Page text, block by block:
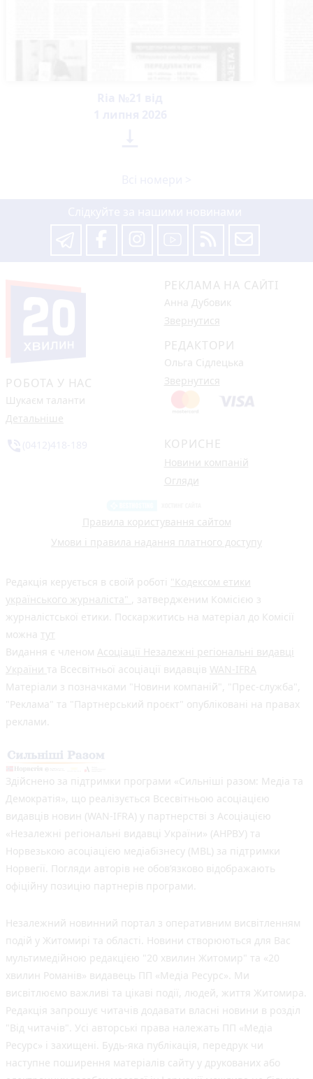
РОБОТА У НАС
Шукаєм таланти
Детальніше
РЕКЛАМА НА САЙТІ
Анна Дубовик
Звернутися
РЕДАКТОРИ
Ольга Сідлецька
Звернутися
КОРИСНЕ
Новини компаній
Огляди
Правила користування сайтом
Умови і правила надання платного доступу
Редакція керується в своїй роботі "Кодексом етики
українського журналіста" , затвердженим Комісією з
журналістської етики. Поскаржитись на матеріал до Комісії
можна тут
Видання є членом Асоціації Незалежні регіональні видавці
України та Всесвітньої асоціації видавців WAN-IFRA
Матеріали з позначками "Новини компаній", "Прес-служба",
"Реклама" та "Партнерський проєкт" опубліковані на правах
реклами.
Здійснено за підтримки програми «Сильніші разом: Медіа та
Демократія», що реалізується Всесвітньою асоціацією
видавців новин (WAN-IFRA) у партнерстві з Асоціацією
«Незалежні регіональні видавці України» (АНРВУ) та
Норвезькою асоціацією медіабізнесу (MBL) за підтримки
Норвегії. Погляди авторів не обов’язково відображають
офіційну позицію партнерів програми.
Незалежний новинний портал з оперативним висвітленням
подій у Житомирі та області. Новини створюються для Вас
мультимедійною редакцією "20 хвилин Житомир" та «20
хвилин Романів» видавець ПП «Медіа Ресурс». Ми
висвітлюємо важливі та цікаві події, людей, життя Житомира.
Редакція запрошує читачів додавати власні новини в розділ
"Від читачів". Усі авторські права належать ПП «Медіа
Ресурс» і захищені. Будь-яка публiкацiя, передрук чи
наступне поширення матеріалів сайту у друкованих або